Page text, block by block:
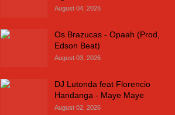
August 04, 2026
Os Brazucas - Opaah (Prod,
Edson Beat)
August 03, 2026
DJ Lutonda feat Florencio
Handanga - Maye Maye
August 02, 2026